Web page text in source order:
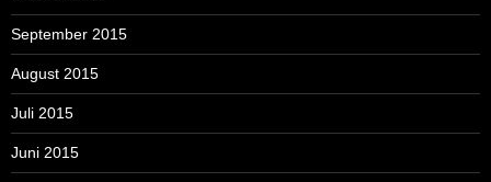
September 2015
August 2015
Juli 2015
Juni 2015